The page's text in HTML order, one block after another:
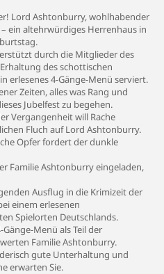
Lord Ashtonburry, wohlhabender
ein altehrwürdiges Herrenhaus in
durch die Mitglieder des
des schottischen
erlesenes 4-Gänge-Menü serviert.
Zeiten, alles was Rang und
Jubelfest zu begehen.
Vergangenheit will Rache
Fluch auf Lord Ashtonburry.
Opfer fordert der dunkle
Familie Ashtonburry eingeladen,
Ausflug in die Krimizeit der
einem erlesenen
Spielorten Deutschlands.
Menü als Teil der
Familie Ashtonburry.
gute Unterhaltung und
erwarten Sie.